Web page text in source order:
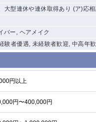
型連休や連休取得あり (ア)応
バー, ヘアメイク
験者優遇, 未経験者歓迎, 中高年
円以上
円〜400,000円
大井町 大泉学園
亀戸
幡ヶ谷
祖師ヶ谷
溝の口
本厚木
武蔵小杉
武蔵新城 元住吉